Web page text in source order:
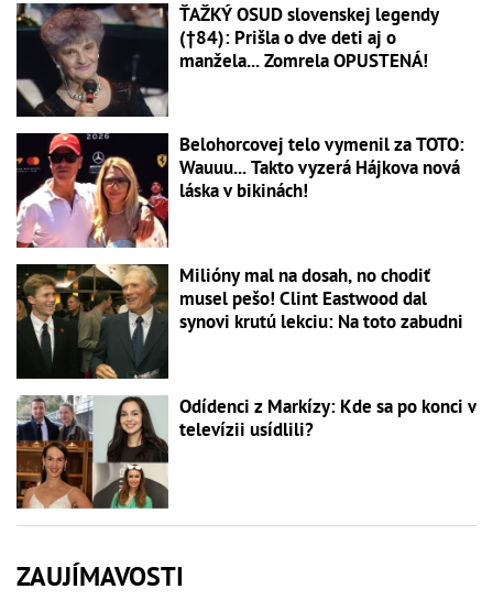
ŤAŽKÝ OSUD slovenskej legendy
(†84): Prišla o dve deti aj o
manžela... Zomrela OPUSTENÁ!
Belohorcovej telo vymenil za TOTO:
Wauuu... Takto vyzerá Hájkova nová
láska v bikinách!
Milióny mal na dosah, no chodiť
musel pešo! Clint Eastwood dal
synovi krutú lekciu: Na toto zabudni
Odídenci z Markízy: Kde sa po konci v
televízii usídlili?
ZAUJÍMAVOSTI